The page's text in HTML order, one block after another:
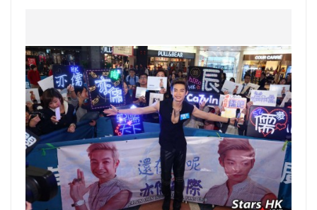
e
b
o
o
k
W
ei
b
o
s
A
p
p
h
at
er l y
Li
n
k